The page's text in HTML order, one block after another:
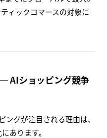
ィックコマースの対象に
ショッピング競争
グが注目される理由は、
あります。